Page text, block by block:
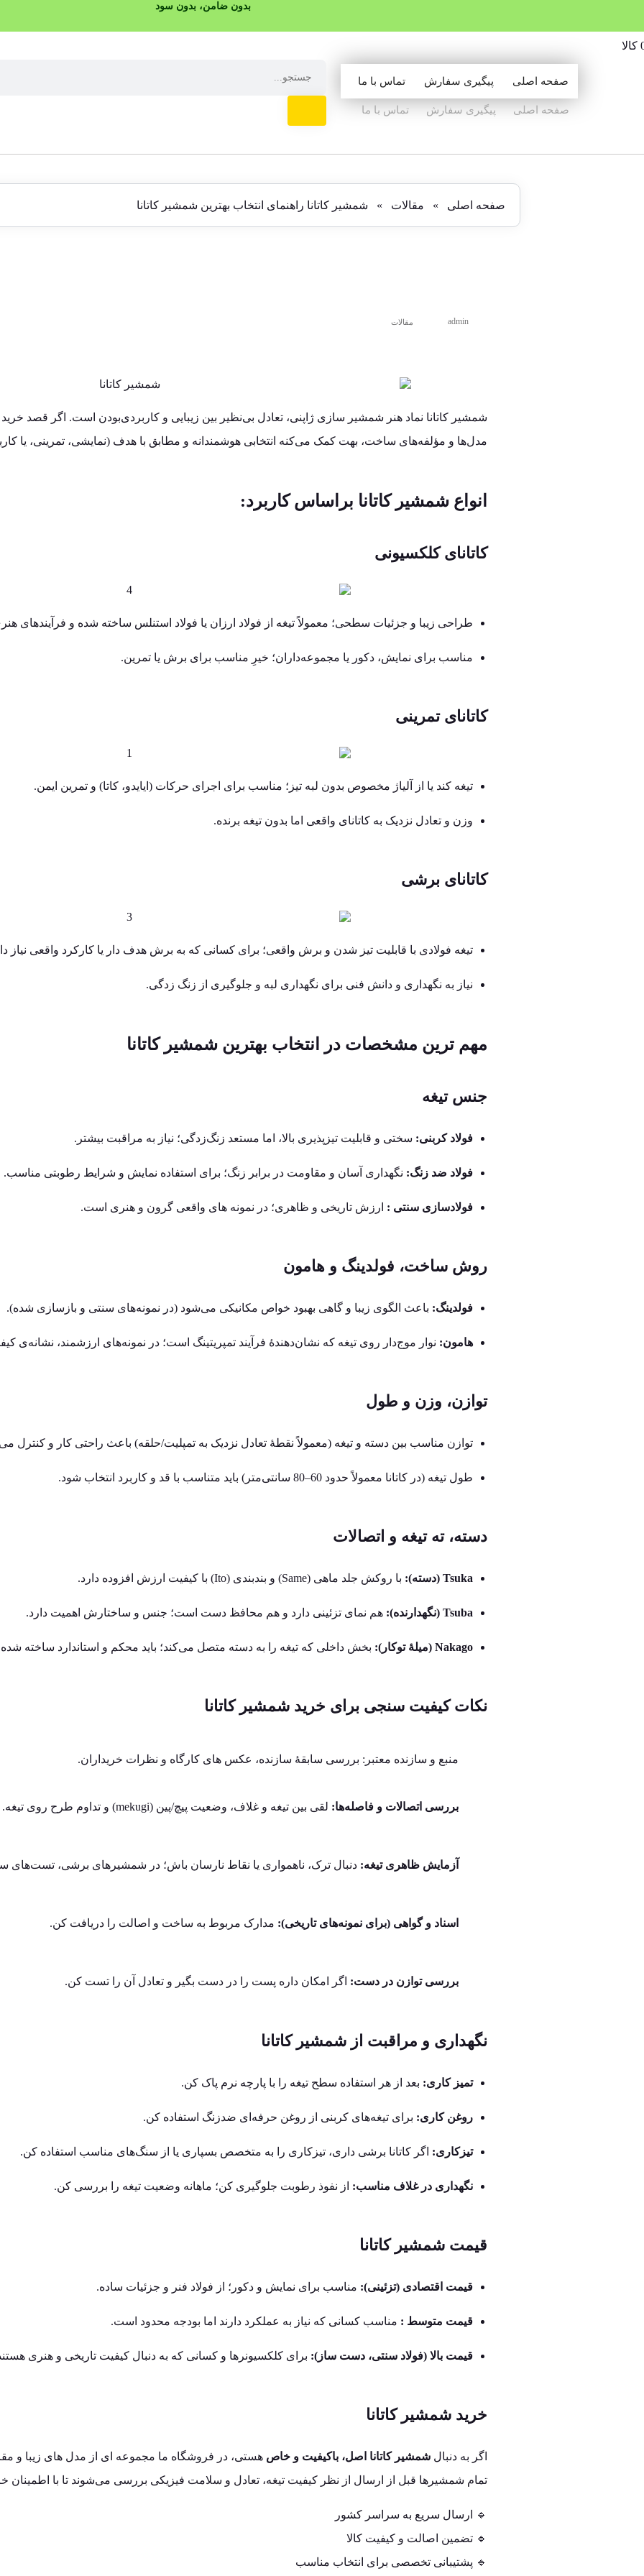
بدون ضامن، بدون سود
صفحه اصلی پیگیری سفارش تماس با ما
صفحه اصلی پیگیری سفارش تماس با ما
صفحه اصلی » مقالات » شمشیر کاتانا راهنمای انتخاب بهترین شمشیر کاتانا
admin مقالات
شمشیر کاتانا نماد هنر شمشیر سازی ژاپنی، تعادل بی‌نظیر بین زیبایی و کاربردی‌بودن است. اگر قصد خرید
مدل‌ها و مؤلفه‌های ساخت، بهت کمک می‌کنه انتخابی هوشمندانه و مطابق با هدف (نمایشی، تمرینی، یا
انواع شمشیر کاتانا براساس کاربرد:
کاتانای کلکسیونی
طراحی زیبا و جزئیات سطحی؛ معمولاً تیغه از فولاد ارزان یا فولاد استنلس ساخته شده و فرآیندهای
مناسب برای نمایش، دکور یا مجموعه‌داران؛ خیرِ مناسب برای برش یا تمرین.
کاتانای تمرینی
تیغه کند یا از آلیاژ مخصوص بدون لبه تیز؛ مناسب برای اجرای حرکات (ایایدو، کاتا) و تمرین ایمن.
وزن و تعادل نزدیک به کاتانای واقعی اما بدون تیغه برنده.
کاتانای برشی
تیغه فولادی با قابلیت تیز شدن و برش واقعی؛ برای کسانی که به برش هدف‌ دار یا کارکرد واقعی نیاز
نیاز به نگهداری و دانش فنی برای نگهداری لبه و جلوگیری از زنگ‌ زدگی.
مهم‌ ترین مشخصات در انتخاب بهترین شمشیر کاتانا
جنس تیغه
فولاد کربنی: سختی و قابلیت تیزپذیری بالا، اما مستعد زنگ‌زدگی؛ نیاز به مراقبت بیشتر.
فولاد ضد زنگ: نگهداری آسان و مقاومت در برابر زنگ؛ برای استفاده نمایش و شرایط رطوبتی مناسب.
فولادسازی سنتی : ارزش تاریخی و ظاهری؛ در نمونه‌ های واقعی گرون و هنری است.
روش ساخت، فولدینگ و هامون
فولدینگ: باعث الگوی زیبا و گاهی بهبود خواص مکانیکی می‌شود (در نمونه‌های سنتی و بازسازی‌ شده).
هامون: نوار موج‌دار روی تیغه که نشان‌دهندهٔ فرآیند تمپریتینگ است؛ در نمونه‌های ارزشمند، نشانه‌ی
توازن، وزن و طول
توازن مناسب بین دسته و تیغه (معمولاً نقطهٔ تعادل نزدیک به تمپلیت/حلقه) باعث راحتی کار و کنترل
طول تیغه (در کاتانا معمولاً حدود 60–80 سانتی‌متر) باید متناسب با قد و کاربرد انتخاب شود.
دسته، ته‌ تیغه و اتصالات
Tsuka (دسته): با روکش جلد ماهی (Same) و بندبندی (Ito) با کیفیت ارزش افزوده دارد.
Tsuba (نگهدارنده): هم نمای تزئینی دارد و هم محافظ دست است؛ جنس و ساختارش اهمیت دارد.
Nakago (میلهٔ توکار): بخش داخلی که تیغه را به دسته متصل می‌کند؛ باید محکم و استاندارد ساخته
نکات کیفیت‌ سنجی برای خرید شمشیر کاتانا
منبع و سازنده معتبر: بررسی سابقهٔ سازنده، عکس‌ های کارگاه و نظرات خریداران.
بررسی اتصالات و فاصله‌ها: لقی بین تیغه و غلاف، وضعیت پیچ/پین (mekugi) و تداوم طرح روی تیغه.
آزمایش ظاهری تیغه: دنبال ترک، ناهمواری یا نقاط نارسان باش؛ در شمشیرهای برشی، تست‌های
اسناد و گواهی (برای نمونه‌های تاریخی): مدارک مربوط به ساخت و اصالت را دریافت کن.
بررسی توازن در دست: اگر امکان داره پست را در دست بگیر و تعادل آن را تست کن.
نگهداری و مراقبت از شمشیر کاتانا
تمیز کاری: بعد از هر استفاده سطح تیغه را با پارچه نرم پاک کن.
روغن‌ کاری: برای تیغه‌های کربنی از روغن حرفه‌ای ضدزنگ استفاده کن.
تیزکاری: اگر کاتانا برشی داری، تیزکاری را به متخصص بسپاری یا از سنگ‌های مناسب استفاده کن.
نگهداری در غلاف مناسب: از نفوذ رطوبت جلوگیری کن؛ ماهانه وضعیت تیغه را بررسی کن.
قیمت شمشیر کاتانا
قیمت اقتصادی (تزئینی): مناسب برای نمایش و دکور؛ از فولاد فنر و جزئیات ساده.
قیمت متوسط : مناسب کسانی که نیاز به عملکرد دارند اما بودجه محدود است.
قیمت بالا (فولاد سنتی، دست‌ ساز): برای کلکسیونرها و کسانی که به دنبال کیفیت تاریخی و هنری
خرید شمشیر کاتانا
اگر به دنبال شمشیر کاتانا اصل، باکیفیت و خاص هستی، در فروشگاه ما مجموعه‌ ای از مدل‌ های زیبا و
تمام شمشیرها قبل از ارسال از نظر کیفیت تیغه، تعادل و سلامت فیزیکی بررسی می‌شوند تا با اطمینان
🔹 ارسال سریع به سراسر کشور
🔹 تضمین اصالت و کیفیت کالا
🔹 پشتیبانی تخصصی برای انتخاب مناسب